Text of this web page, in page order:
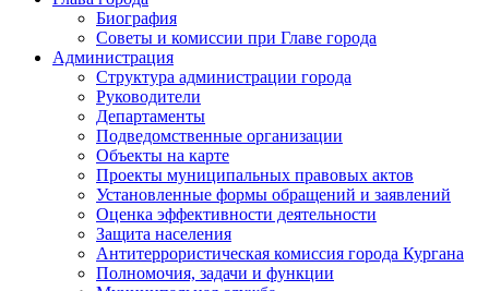
Биография
Советы и комиссии при Главе города
Администрация
Структура администрации города
Руководители
Департаменты
Подведомственные организации
Объекты на карте
Проекты муниципальных правовых актов
Установленные формы обращений и заявлений
Оценка эффективности деятельности
Защита населения
Антитеррористическая комиссия города Кургана
Полномочия, задачи и функции